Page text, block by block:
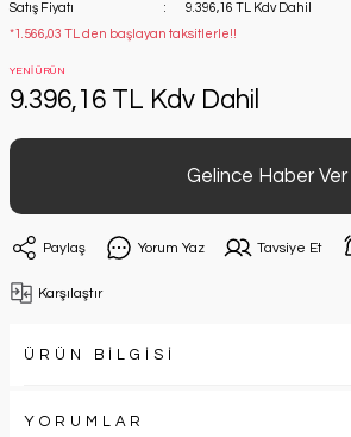
Satış Fiyatı
9.396,16 TL Kdv Dahil
*1.566,03 TL den başlayan taksitlerle!!
YENİ ÜRÜN
9.396,16 TL Kdv Dahil
Gelince Haber Ver
Paylaş Yorum Yaz Tavsiye Et
Karşılaştır
ÜRÜN BİLGİSİ
YORUMLAR